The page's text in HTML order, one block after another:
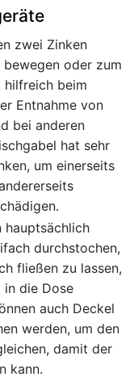
zwei Zinken
oder zum
hilfreich beim
Entnahme von
bei anderen
hat sehr
um einerseits
hauptsächlich
durchstochen,
fließen zu lassen,
die Dose
auch Deckel
werden, um den
damit der
kann.